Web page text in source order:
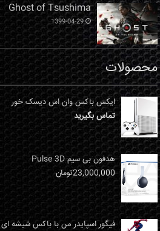
Ghost of Tsushima
1399-04-29
محصولات
ایکس باکس وان اس دیسک خور
تماس بگیرید
هدفون بی سیم Pulse 3D
23,000,000تومان
فیگور اسپایدر من با باکس شیشه ای